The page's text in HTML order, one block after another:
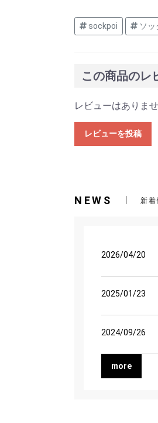
sockpoi ソッ
この商品のレ
レビューはありませ
レビューを投稿
NEWS 新着
2026/04/20
2025/01/23
2024/09/26
more